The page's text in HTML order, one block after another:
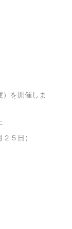
を開催しま
５日）